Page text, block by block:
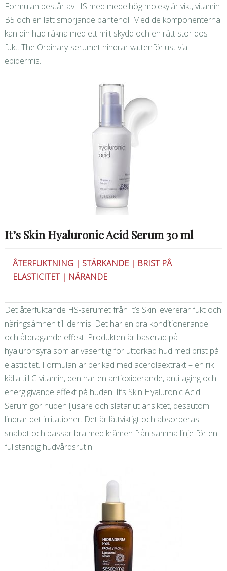
Formulan består av HS med medelhög molekylär vikt, vitamin
B5 och en lätt smörjande pantenol. Med de komponenterna
kan din hud räkna med ett milt skydd och en rätt stor dos
fukt. The Ordinary-serumet hindrar vattenförlust via
epidermis.
It’s Skin Hyaluronic Acid Serum 30 ml
ÅTERFUKTNING | STÄRKANDE | BRIST PÅ
ELASTICITET | NÄRANDE
Det återfuktande HS-serumet från It’s Skin levererar fukt och
näringsämnen till dermis. Det har en bra konditionerande
och åtdragande effekt. Produkten är baserad på
hyaluronsyra som är väsentlig för uttorkad hud med brist på
elasticitet. Formulan är berikad med acerolaextrakt – en rik
källa till C-vitamin, den har en antioxiderande, anti-aging och
energigivande effekt på huden. It’s Skin Hyaluronic Acid
Serum gör huden ljusare och slätar ut ansiktet, dessutom
lindrar det irritationer. Det är lättviktigt och absorberas
snabbt och passar bra med krämen från samma linje för en
fullständig hudvårdsrutin.